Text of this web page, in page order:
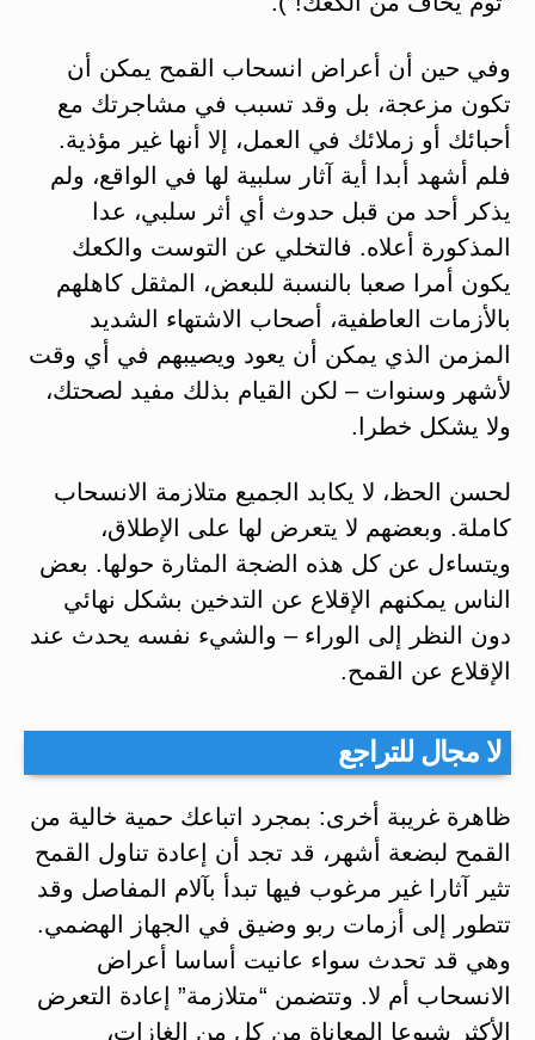
وفي حين أن أعراض انسحاب القمح يمكن أن
تكون مزعجة، بل وقد تسبب في مشاجرتك مع
أحبائك أو زملائك في العمل، إلا أنها غير مؤذية.
فلم أشهد أبدا أية آثار سلبية لها في الواقع، ولم
يذكر أحد من قبل حدوث أي أثر سلبي، عدا
المذكورة أعلاه. فالتخلي عن التوست والكعك
يكون أمرا صعبا بالنسبة للبعض، المثقل كاهلهم
بالأزمات العاطفية، أصحاب الاشتهاء الشديد
المزمن الذي يمكن أن يعود ويصيبهم في أي وقت
لأشهر وسنوات – لكن القيام بذلك مفيد لصحتك،
ولا يشكل خطرا.
لحسن الحظ، لا يكابد الجميع متلازمة الانسحاب
كاملة. وبعضهم لا يتعرض لها على الإطلاق،
ويتساءل عن كل هذه الضجة المثارة حولها. بعض
الناس يمكنهم الإقلاع عن التدخين بشكل نهائي
دون النظر إلى الوراء – والشيء نفسه يحدث عند
الإقلاع عن القمح.
لا مجال للتراجع
ظاهرة غريبة أخرى: بمجرد اتباعك حمية خالية من
القمح لبضعة أشهر، قد تجد أن إعادة تناول القمح
تثير آثارا غير مرغوب فيها تبدأ بآلام المفاصل وقد
تتطور إلى أزمات ربو وضيق في الجهاز الهضمي.
وهي قد تحدث سواء عانيت أساسا أعراض
الانسحاب أم لا. وتتضمن “متلازمة” إعادة التعرض
الأكثر شيوعا المعاناة من كل من الغازات،